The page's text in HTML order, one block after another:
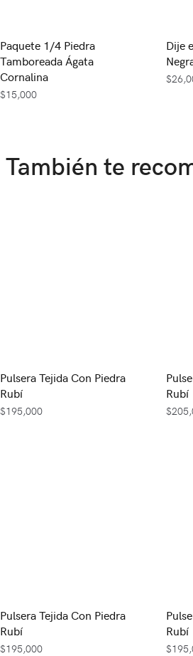
Paquete 1/4 Piedra
Tamboreada Ágata
Cornalina
$15,000
Dije
$
También te
Pulsera Tejida Con Piedra
Rubí
$195,000
Rubí
$
Pulsera Tejida Con Piedra
Rubí
$195,000
Rubí
$